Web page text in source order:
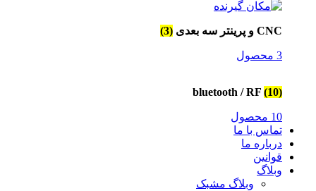
CNC و پرینتر سه بعدی (3)
3 محصول
bluetooth / RF (10)
10 محصول
تماس با ما
درباره ما
قوانین
وبلاگ
وبلاگ مشبک